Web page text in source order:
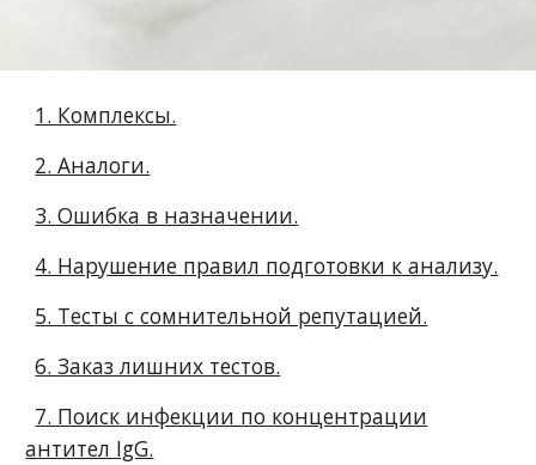
1. Комплексы.
2. Аналоги.
3. Ошибка в назначении.
4. Нарушение правил подготовки к анализу.
5. Тесты с сомнительной репутацией.
6. Заказ лишних тестов.
7. Поиск инфекции по концентрации
антител IgG.